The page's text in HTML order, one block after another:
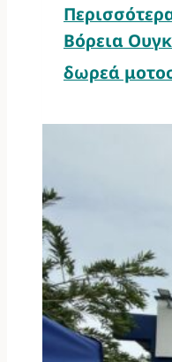
Βόρεια
δωρεά